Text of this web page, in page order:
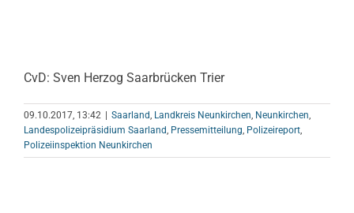
CvD: Sven Herzog Saarbrücken Trier
09.10.2017, 13:42 Saarland, Landkreis Neunkirchen, Neunkirchen,
Landespolizeipräsidium Saarland, Pressemitteilung, Polizeireport,
Polizeiinspektion Neunkirchen